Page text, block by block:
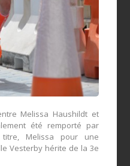
Melissa Haushildt et
été remporté par
titre, Melissa pour une
Vesterby hérite de la 3e